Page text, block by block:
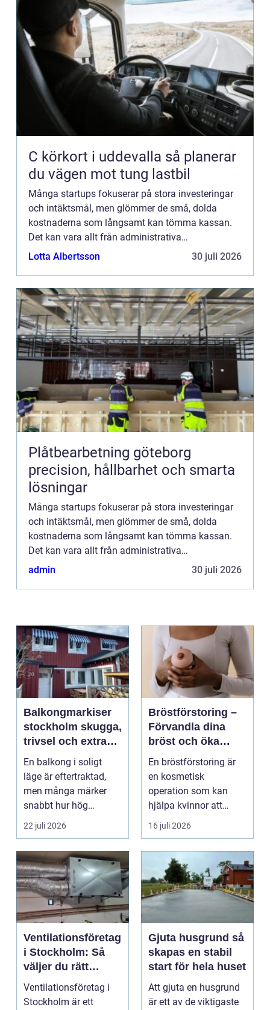
C körkort i uddevalla så planerar
du vägen mot tung lastbil
Många startups fokuserar på stora investeringar
och intäktsmål, men glömmer de små, dolda
kostnaderna som långsamt kan tömma kassan.
Det kan vara allt från administrativa
ineffektiviteter, onödi...
Lotta Albertsson 30 juli 2026
Plåtbearbetning göteborg
precision, hållbarhet och smarta
lösningar
Många startups fokuserar på stora investeringar
och intäktsmål, men glömmer de små, dolda
kostnaderna som långsamt kan tömma kassan.
Det kan vara allt från administrativa
ineffektiviteter, onödi...
admin 30 juli 2026
Balkongmarkiser
stockholm skugga,
trivsel och extra
rum utomhus
En balkong i soligt
läge är eftertraktad,
men många märker
snabbt hur hög
värmen kan bli under
22 juli 2026
Bröstförstoring –
Förvandla dina
bröst och öka
självförtroendet
En bröstförstoring är
en kosmetisk
operation som kan
hjälpa kvinnor att
uppn&ari...
16 juli 2026
Ventilationsföretag
i Stockholm: Så
väljer du rätt
expert på frisk luft
Ventilationsföretag i
Stockholm är ett
Gjuta husgrund så
skapas en stabil
start för hela huset
Att gjuta en husgrund
är ett av de viktigaste